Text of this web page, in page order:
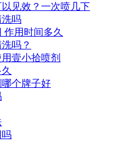
见效？一次喷几下
吗
用时间多久
吗？
壹小拾喷剂
个牌子好
吗